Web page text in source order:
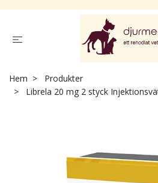
Hem
Produkter
Librela 20 mg 2 styck